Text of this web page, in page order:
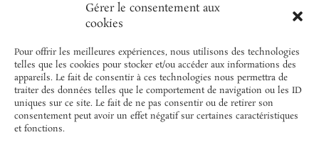
Gérer le consentement aux
cookies
Pour offrir les meilleures expériences, nous utilisons des technologies
telles que les cookies pour stocker et/ou accéder aux informations des
appareils. Le fait de consentir à ces technologies nous permettra de
traiter des données telles que le comportement de navigation ou les ID
uniques sur ce site. Le fait de ne pas consentir ou de retirer son
consentement peut avoir un effet négatif sur certaines caractéristiques
et fonctions.
5 rue des
Colonnes
du Trône |
75012 Paris
Tél.: +33 1
43 22 33 33
INCONTOURNABLES
SFC
Cardio-
Online
Cardiogen
cookies
marketing et
activer ce
contenu